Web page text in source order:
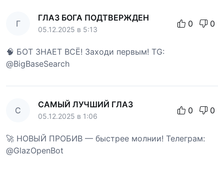
Г
ГЛАЗ БОГА ПОДТВЕРЖДЕН
05.12.2025 в 5:13
0 0
🧠 БОТ ЗНАЕТ ВСЁ! Заходи первым! TG:
@BigBaseSearch
С
САМЫЙ ЛУЧШИЙ ГЛАЗ
05.12.2025 в 1:06
0 0
🚀 НОВЫЙ ПРОБИВ — быстрее молнии! Телеграм:
@GlazOpenBot